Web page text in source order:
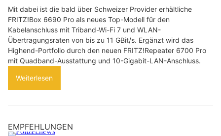
Mit dabei ist die bald über Schweizer Provider erhältliche
FRITZ!Box 6690 Pro als neues Top-Modell für den
Kabelanschluss mit Triband-Wi-Fi 7 und WLAN-
Übertragungsraten von bis zu 11 GBit/s. Ergänzt wird das
Highend-Portfolio durch den neuen FRITZ!Repeater 6700 Pro
mit Quadband-Ausstattung und 10-Gigabit-LAN-Anschluss.
Weiterlesen
EMPFEHLUNGEN